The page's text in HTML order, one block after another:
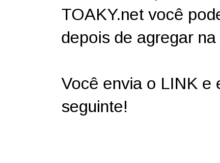
TOAKY.net você
depois de agregar
Você envia o LINK e
seguinte!